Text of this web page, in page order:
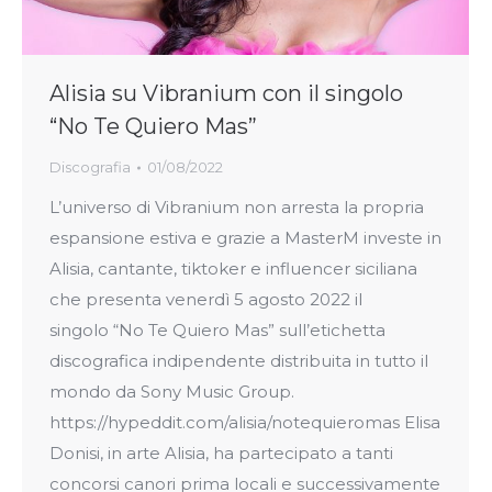
Alisia su Vibranium con il singolo
“No Te Quiero Mas”
Discografia 01/08/2022
L’universo di Vibranium non arresta la propria
espansione estiva e grazie a MasterM investe in
Alisia, cantante, tiktoker e influencer siciliana
che presenta venerdì 5 agosto 2022 il
singolo “No Te Quiero Mas” sull’etichetta
discografica indipendente distribuita in tutto il
mondo da Sony Music Group.
https://hypeddit.com/alisia/notequieromas Elisa
Donisi, in arte Alisia, ha partecipato a tanti
concorsi canori prima locali e successivamente